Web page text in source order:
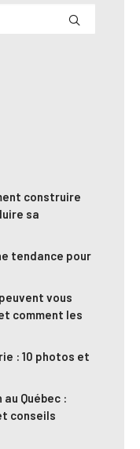
construire
sa
tendance pour
vous
comment les
: 10 photos et
Québec :
conseils